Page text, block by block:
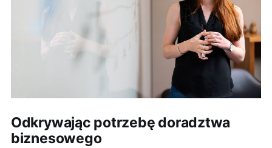
Odkrywając potrzebę doradztwa
biznesowego